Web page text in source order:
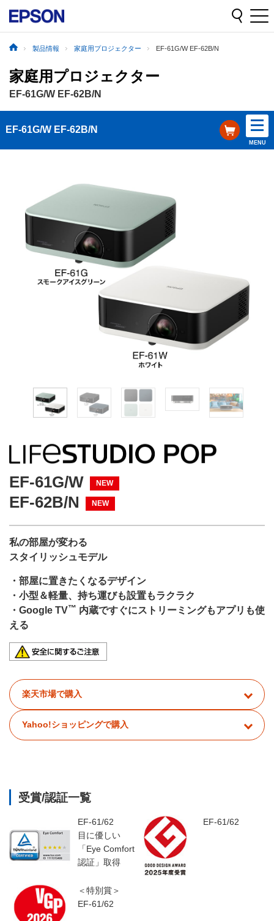
製品情報 家庭用プロジェクター EF-61G/W EF-62B/N
家庭用プロジェクター
EF-61G/W EF-62B/N
EF-61G/W EF-62B/N
MENU
EF-61G/W NEW
EF-62B/N NEW
私の部屋が変わる
スタイリッシュモデル
・部屋に置きたくなるデザイン
・小型＆軽量、持ち運びも設置もラクラク
・Google TV™ 内蔵ですぐにストリーミングもアプリも使
える
楽天市場で購入
Yahoo!ショッピングで購入
受賞/認証一覧
EF-61/62
目に優しい
「Eye Comfort
認証」取得
EF-61/62
＜特別賞＞
EF-61/62